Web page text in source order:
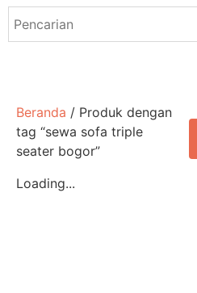
Beranda / Produk dengan
tag “sewa sofa triple
seater bogor”
Loading...